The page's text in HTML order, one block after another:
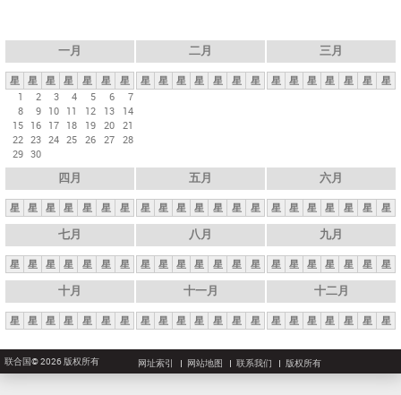
一月
星 星 星 星 星 星
星
1
2 3 4 5 6
7
8
9 10 11 12 13
14
15 16 17 18 19 20 21
22 23 24 25 26 27 28
29 30
二月
星 星 星 星 星 星 星
三月
星 星 星 星 星 星 星
四月
星 星 星 星 星 星 星
五月
星 星 星 星 星 星 星
六月
星 星 星 星 星 星 星
七月
星 星 星 星 星 星 星
八月
星 星 星 星 星 星 星
九月
星 星 星 星 星 星 星
十月
星 星 星 星 星 星 星
十一月
星 星 星 星 星 星 星
十二月
星 星 星 星 星 星 星
联合国© 2026 版权所有 网址索引 网站地图 联系我们 版权所有